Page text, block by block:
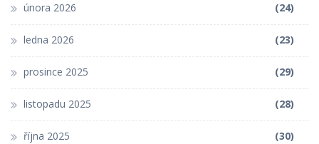
února 2026 (24)
ledna 2026 (23)
prosince 2025 (29)
listopadu 2025 (28)
října 2025 (30)